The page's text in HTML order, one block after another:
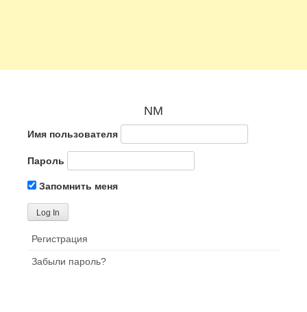
NM
Имя пользователя
Пароль
Запомнить меня
Регистрация
Забыли пароль?